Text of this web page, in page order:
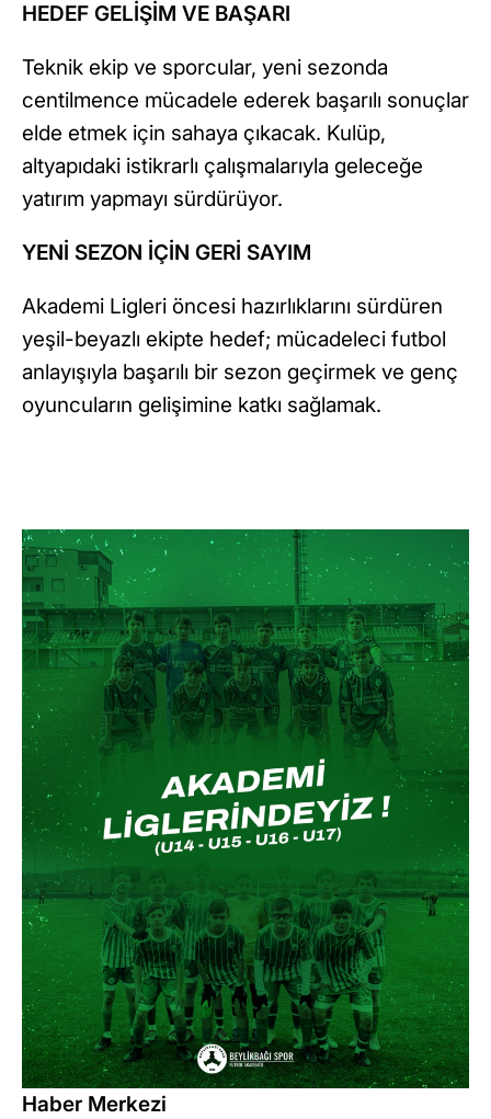
HEDEF GELİŞİM VE BAŞARI
Teknik ekip ve sporcular, yeni sezonda
centilmence mücadele ederek başarılı sonuçlar
elde etmek için sahaya çıkacak. Kulüp,
altyapıdaki istikrarlı çalışmalarıyla geleceğe
yatırım yapmayı sürdürüyor.
YENİ SEZON İÇİN GERİ SAYIM
Akademi Ligleri öncesi hazırlıklarını sürdüren
yeşil-beyazlı ekipte hedef; mücadeleci futbol
anlayışıyla başarılı bir sezon geçirmek ve genç
oyuncuların gelişimine katkı sağlamak.
Haber Merkezi